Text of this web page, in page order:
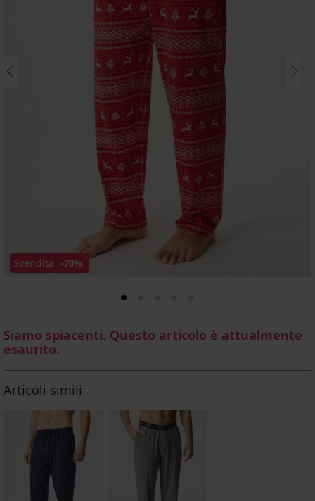
Svendita -70%
Siamo spiacenti. Questo articolo è attualmente
esaurito.
Articoli simili